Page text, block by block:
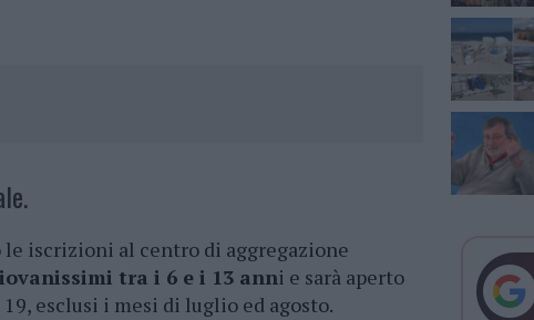
iscrizioni al centro di aggregazione
tra i 6 e i 13 anni e sarà aperto
esclusi i mesi di luglio ed agosto.